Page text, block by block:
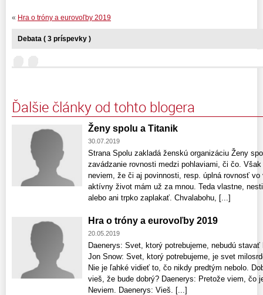
« Hra o tróny a eurovoľby 2019
Debata ( 3 príspevky )
Ďalšie články od tohto blogera
Ženy spolu a Titanik
30.07.2019
Strana Spolu zakladá ženskú organizáciu Ženy
zavádzanie rovnosti medzi pohlaviami, či čo.
neviem, že či aj povinnosti, resp. úplná rovnosť
aktívny život mám už za mnou. Teda vlastne,
alebo ani trpko zaplakať. Chvalabohu, [...]
Hra o tróny a eurovoľby 2019
20.05.2019
Daenerys: Svet, ktorý potrebujeme, nebudú
Jon Snow: Svet, ktorý potrebujeme, je svet
Nie je ľahké vidieť to, čo nikdy predtým nebolo.
vieš, že bude dobrý? Daenerys: Pretože viem, čo
Neviem. Daenerys: Vieš. [...]